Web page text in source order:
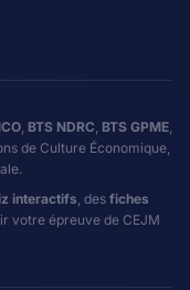
, BTS NDRC, BTS GPME,
de Culture Économique,
interactifs, des fiches
votre épreuve de CEJM